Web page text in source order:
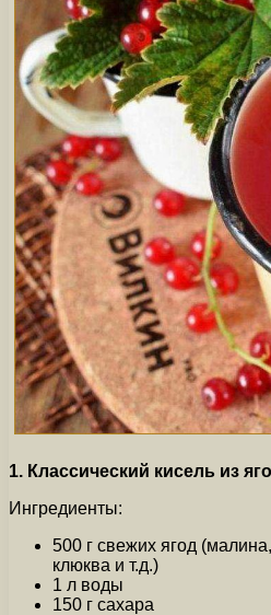
1. Классический кисель из
Ингредиенты:
500 г свежих ягод
клюква и т.д.)
1 л воды
150 г сахара